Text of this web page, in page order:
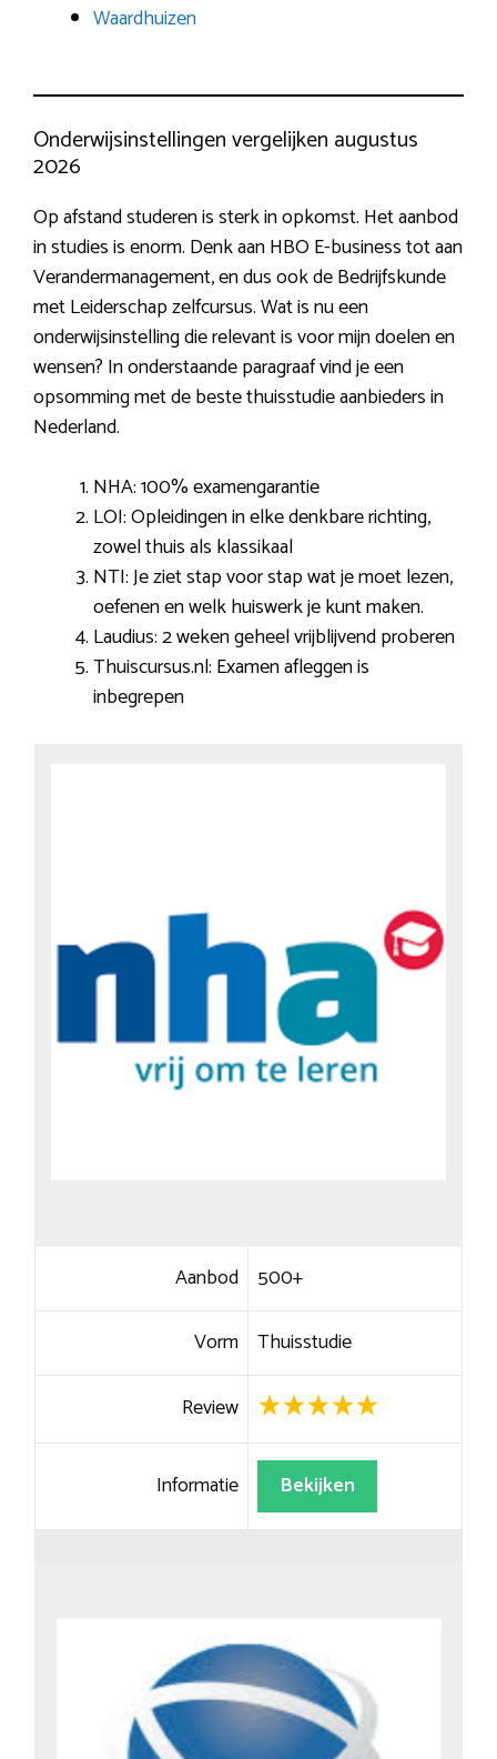
Waardhuizen
Onderwijsinstellingen vergelijken augustus
2026
Op afstand studeren is sterk in opkomst. Het aanbod
in studies is enorm. Denk aan HBO E-business tot aan
Verandermanagement, en dus ook de Bedrijfskunde
met Leiderschap zelfcursus. Wat is nu een
onderwijsinstelling die relevant is voor mijn doelen en
wensen? In onderstaande paragraaf vind je een
opsomming met de beste thuisstudie aanbieders in
Nederland.
NHA: 100% examengarantie
LOI: Opleidingen in elke denkbare richting,
zowel thuis als klassikaal
NTI: Je ziet stap voor stap wat je moet lezen,
oefenen en welk huiswerk je kunt maken.
Laudius: 2 weken geheel vrijblijvend proberen
Thuiscursus.nl: Examen afleggen is
inbegrepen
Aanbod 500+
Vorm Thuisstudie
Review
Informatie Bekijken